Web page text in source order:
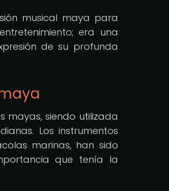
musical maya para
era una
de su profunda
mayas, siendo utilizada
Los instrumentos
marinas, han sido
que tenía la